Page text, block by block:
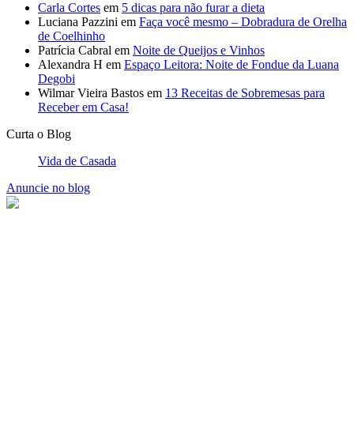
Carla Cortes em 5 dicas para não furar a dieta
Luciana Pazzini em Faça você mesmo – Dobradura de Orelha
de Coelhinho
Patrícia Cabral em Noite de Queijos e Vinhos
Alexandra H em Espaço Leitora: Noite de Fondue da Luana
Degobi
Wilmar Vieira Bastos em 13 Receitas de Sobremesas para
Receber em Casa!
Curta o Blog
Vida de Casada
Anuncie no blog